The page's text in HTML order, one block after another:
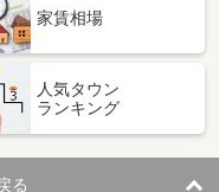
家賃相場
人気タウン
ランキング
る